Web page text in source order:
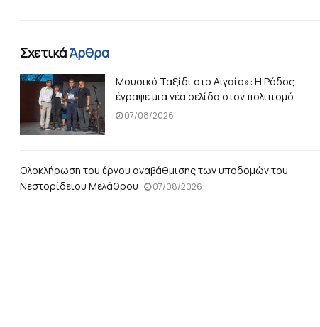
ΣχετικάΆρθρα
Μουσικό Ταξίδι στο Αιγαίο»: Η Ρόδος
έγραψε μια νέα σελίδα στον πολιτισμό
07/08/2026
Ολοκλήρωση του έργου αναβάθμισης των υποδομών του
Νεστορίδειου Μελάθρου
07/08/2026